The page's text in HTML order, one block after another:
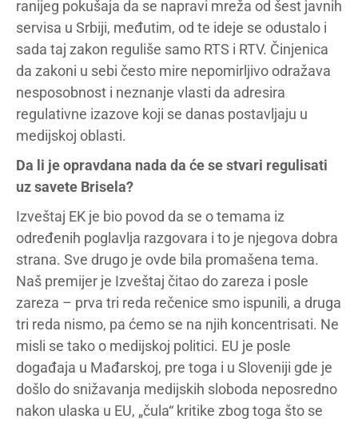
ranijeg pokušaja da se napravi mreža od šest javnih
servisa u Srbiji, međutim, od te ideje se odustalo i
sada taj zakon reguliše samo RTS i RTV. Činjenica
da zakoni u sebi često mire nepomirljivo odražava
nesposobnost i neznanje vlasti da adresira
regulativne izazove koji se danas postavljaju u
medijskoj oblasti.
Da li je opravdana nada da će se stvari regulisati
uz savete Brisela?
Izveštaj EK je bio povod da se o temama iz
određenih poglavlja razgovara i to je njegova dobra
strana. Sve drugo je ovde bila promašena tema.
Naš premijer je Izveštaj čitao do zareza i posle
zareza – prva tri reda rečenice smo ispunili, a druga
tri reda nismo, pa ćemo se na njih koncentrisati. Ne
misli se tako o medijskoj politici. EU je posle
događaja u Mađarskoj, pre toga i u Sloveniji gde je
došlo do snižavanja medijskih sloboda neposredno
nakon ulaska u EU, „čula“ kritike zbog toga što se